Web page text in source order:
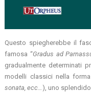
Questo spiegherebbe il
famosa “Gradus ad
gradualmente determinati
modelli classici nella
sonata, ecc… ), uno